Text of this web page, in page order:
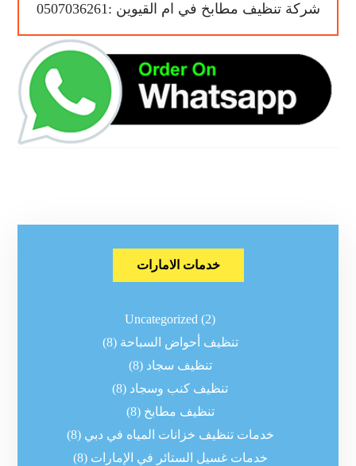
شركة تنظيف مطابخ في ام القيوين :0507036261
خدمات الامارات
Uncategorized (2)
تنظيف أحواض السباحة (8)
تنظيف سجاد (8)
تنظيف كنب وسجاد (8)
تنظيف مطابخ (8)
خدمات تنظيف خزانات المياه في دبي (8)
خدمات غسيل الستائر في الإمارات (8)